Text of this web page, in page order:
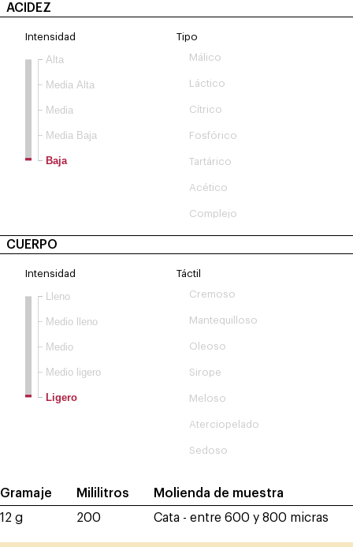
ACIDEZ
Intensidad
Baja
Media Baja
Media
Media Alta
Alta
Tipo
Málico
Láctico
Cítrico
Fosfórico
Tartárico
Acético
Complejo
CUERPO
Intensidad
Ligero
Medio ligero
Medio
Medio lleno
Lleno
Táctil
Cremoso
Mantequilloso
Oleoso
Sirope
Meloso
Aterciopelado
Sedoso
Gramaje
12 g
Mililitros
200
Molienda de muestra
Cata - entre 600 y 800 micras